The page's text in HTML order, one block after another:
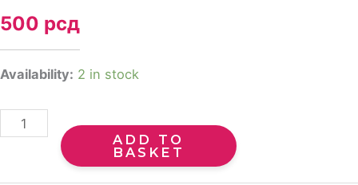
500 рсд
Availability: 2 in stock
ADD TO
BASKET